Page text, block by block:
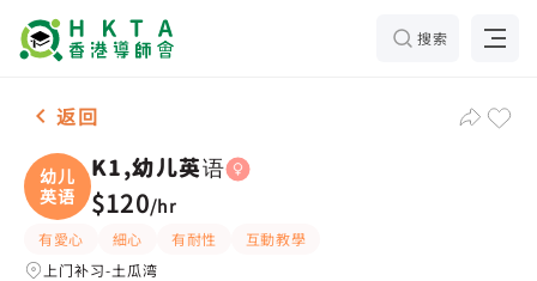
搜索
女-1名 K1,幼儿英语，土瓜湾 补习推介
返回
幼儿
英语
K1,幼儿英语
$120/hr
有愛心 細心 有耐性
互動教學
上门补习-土瓜湾